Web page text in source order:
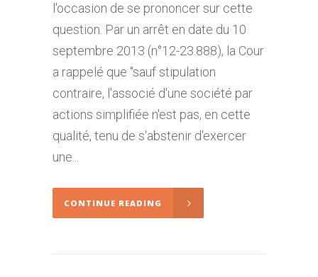
l'occasion de se prononcer sur cette
question. Par un arrêt en date du 10
septembre 2013 (n°12-23.888), la Cour
a rappelé que "sauf stipulation
contraire, l'associé d'une société par
actions simplifiée n'est pas, en cette
qualité, tenu de s'abstenir d'exercer
une...
CONTINUE READING